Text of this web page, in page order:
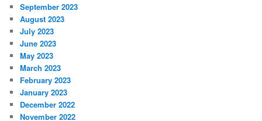
September 2023
August 2023
July 2023
June 2023
May 2023
March 2023
February 2023
January 2023
December 2022
November 2022